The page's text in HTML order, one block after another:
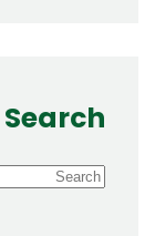
Search